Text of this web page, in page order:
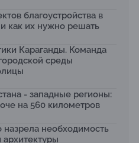
благоустройства в
как их нужно решать
Караганды. Команда
среды
- западные регионы:
на 560 километров
необходимость